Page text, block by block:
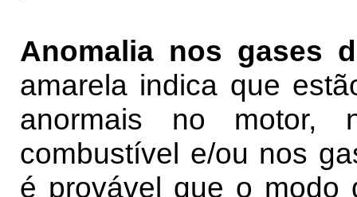
Anomalia nos gases
amarela indica que
anormais no motor,
combustível e/ou nos
é provável que o modo